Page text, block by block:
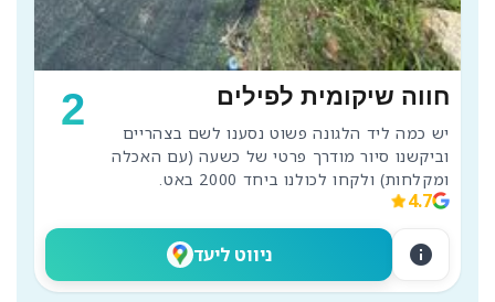
2 חווה שיקומית לפילים
וביקשנו סיור מודרך פרטי של כשעה (עם האכלה
ומקלחות) ולקחו לכולנו ביחד 2000 באט.
4.7
ניווט ליעד info